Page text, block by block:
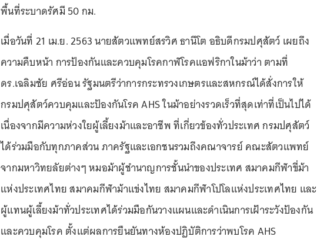
พื้นที่ระบาดรัศมี 50 กม.
เมื่อวันที่ 21 เม.ย. 2563 นายสัตวแพทย์สรวิศ ธานีโต อธิบดีกรมปศุสัตว์ เผยถึง
ความคืบหน้า การป้องกันและควบคุมโรคกาฬโรคแอฟริกาในม้าว่า ตามที่
ดร.เฉลิมชัย ศรีอ่อน รัฐมนตรีว่าการกระทรวงเกษตรและสหกรณ์ได้สั่งการให้
กรมปศุสัตว์ควบคุมและป้องกันโรค AHS ในม้าอย่างรวดเร็วที่สุดเท่าที่เป็นไปได้
เนื่องจากมีความห่วงใยผู้เลี้ยงม้าและอาชีพ ที่เกี่ยวข้องทั่วประเทศ กรมปศุสัตว์
ได้ร่วมมือกับทุกภาคส่วน ภาครัฐและเอกชนรวมถึงคณาจารย์ คณะสัตวแพทย์
จากมหาวิทยลัยต่างๆ หมอม้าผู้ชำนาญการชั้นนำของประเทศ สมาคมกีฬาขี่ม้า
แห่งประเทศไทย สมาคมกีฬาม้าแข่งไทย สมาคมกีฬาโปโลแห่งประเทศไทย และ
ผู้แทนผู้เลี้ยงม้าทั่วประเทศได้ร่วมมือกันวางแผนและดำเนินการเฝ้าระวังป้องกัน
และควบคุมโรค ตั้งแต่ผลการยืนยันทางห้องปฏิบัติการว่าพบโรค AHS